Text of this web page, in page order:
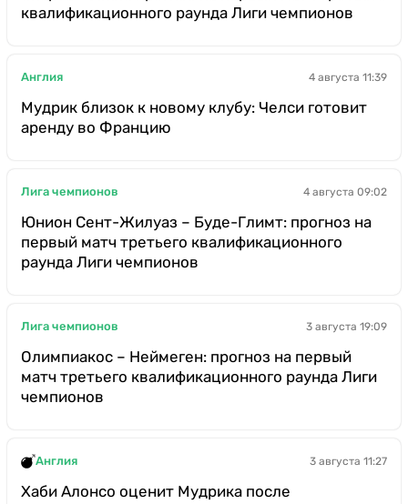
квалификационного раунда Лиги чемпионов
Англия 4 августа 11:39
Мудрик близок к новому клубу: Челси готовит
аренду во Францию
Лига чемпионов 4 августа 09:02
Юнион Сент-Жилуаз – Буде-Глимт: прогноз на
первый матч третьего квалификационного
раунда Лиги чемпионов
Лига чемпионов 3 августа 19:09
Олимпиакос – Неймеген: прогноз на первый
матч третьего квалификационного раунда Лиги
чемпионов
Англия 3 августа 11:27
Хаби Алонсо оценит Мудрика после